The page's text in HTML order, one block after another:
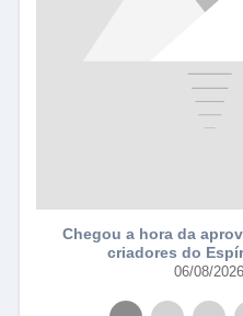
Chegou a hora da
criadores do
06/08/2026